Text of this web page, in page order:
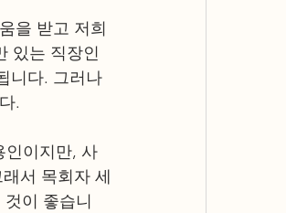
을 받고 저희
있는 직장인
니다. 그러나
.
인이지만, 사
서 목회자 세
이 좋습니